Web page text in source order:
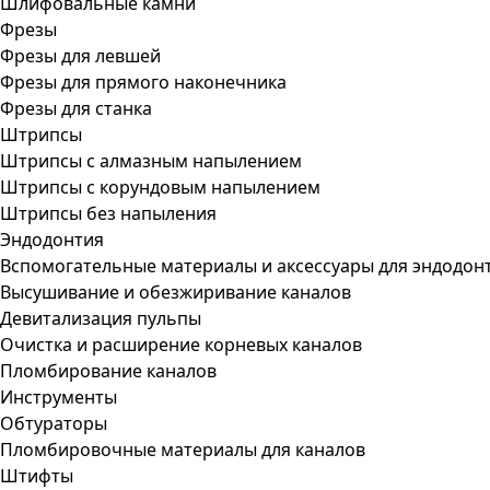
Фрезы
Фрезы для левшей
Фрезы для прямого наконечника
Фрезы для станка
Штрипсы
Штрипсы c алмазным напылением
Штрипсы c корундовым напылением
Штрипсы без напыления
Эндодонтия
Вспомогательные материалы и аксессуары для
Высушивание и обезжиривание каналов
Девитализация пульпы
Очистка и расширение корневых каналов
Пломбирование каналов
Инструменты
Обтураторы
Пломбировочные материалы для каналов
Штифты